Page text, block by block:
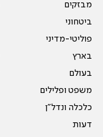
מבזקים
ביטחוני
פוליטי-מדיני
בארץ
בעולם
משפט ופלילים
כלכלה ונדל"ן
דעות